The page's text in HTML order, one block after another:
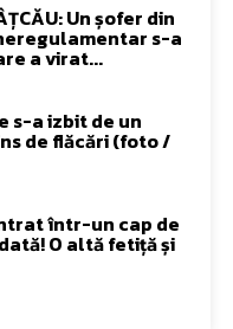
Un șofer din
s-a
a virat...
s-a izbit de un
de flăcări (foto /
intrat într-un cap de
O altă fetiță și